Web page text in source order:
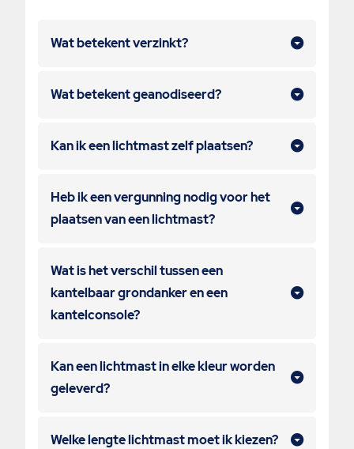
Wat betekent verzinkt?
Wat betekent geanodiseerd?
Kan ik een lichtmast zelf plaatsen?
Heb ik een vergunning nodig voor het
plaatsen van een lichtmast?
Wat is het verschil tussen een
kantelbaar grondanker en een
kantelconsole?
Kan een lichtmast in elke kleur worden
geleverd?
Welke lengte lichtmast moet ik kiezen?